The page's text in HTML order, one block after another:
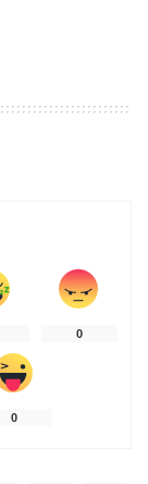
0
0